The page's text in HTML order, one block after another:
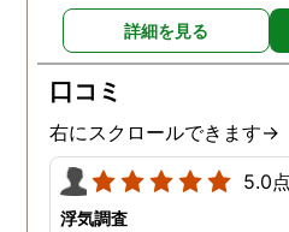
詳細を見る
口コミ
右にスクロールできます→
5.0点
浮気調査